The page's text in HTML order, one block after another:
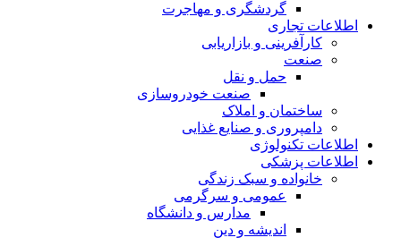
گردشگری و مهاجرت
اطلاعات تجاری
کارآفرینی و بازاریابی
صنعت
حمل و نقل
صنعت خودروسازی
ساختمان و املاک
دامپروری و صنایع غذایی
اطلاعات تکنولوژی
اطلاعات پزشکی
خانواده و سبک زندگی
عمومی و سرگرمی
مدارس و دانشگاه
اندیشه و دین